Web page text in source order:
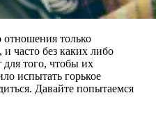
только
часто без каких либо
того, чтобы их
испытать горькое
Давайте попытаемся